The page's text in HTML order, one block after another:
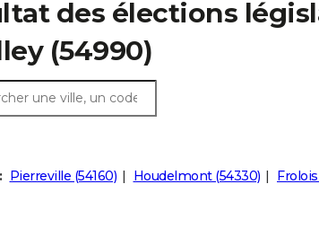
des élections
(54990)
Pierreville (54160) Houdelmont (54330)